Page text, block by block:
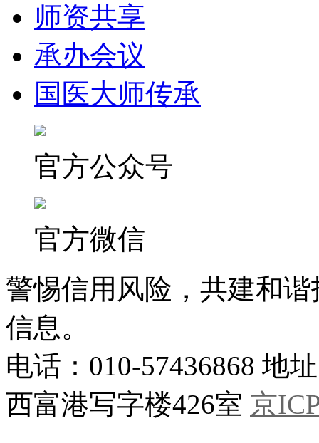
师资共享
承办会议
国医大师传承
官方公众号
官方微信
警惕信用风险，共建和
信息。
电话：010-57436868 地
西富港写字楼426室 京